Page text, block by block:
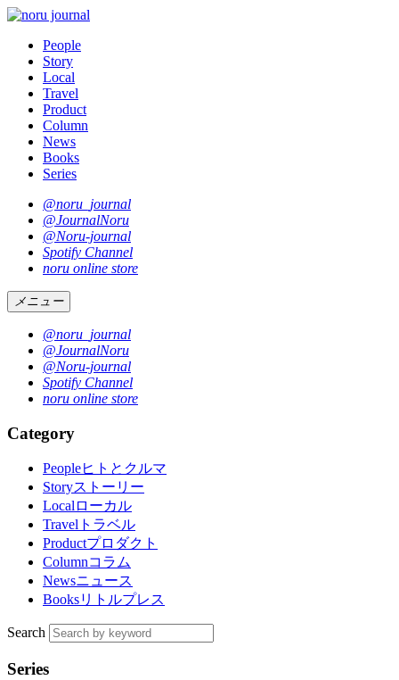
People
Story
Local
Travel
Product
Column
News
Books
Series
@noru_journal
@JournalNoru
@Noru-journal
Spotify Channel
noru online store
メニュー
@noru_journal
@JournalNoru
@Noru-journal
Spotify Channel
noru online store
Category
Peopleヒトとクルマ
Storyストーリー
Localローカル
Travel トラベル
Productプロダクト
Columnコラム
Newsニュース
Booksリトルプレス
Search
Series